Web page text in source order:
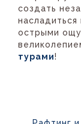
создать
острыми
турами!